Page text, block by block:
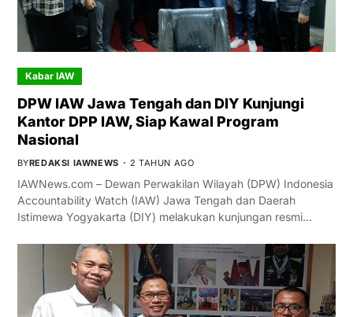
Kabar IAW
DPW IAW Jawa Tengah dan DIY Kunjungi
Kantor DPP IAW, Siap Kawal Program
Nasional
BYREDAKSI IAWNEWS 2 TAHUN AGO
IAWNews.com – Dewan Perwakilan Wilayah (DPW) Indonesia
Accountability Watch (IAW) Jawa Tengah dan Daerah
Istimewa Yogyakarta (DIY) melakukan kunjungan resmi…